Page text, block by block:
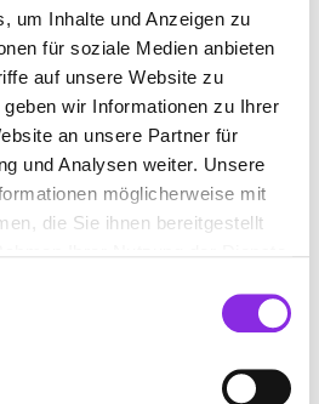
um Inhalte und Anzeigen zu
für soziale Medien anbieten
auf unsere Website zu
wir Informationen zu Ihrer
an unsere Partner für
und Analysen weiter. Unsere
möglicherweise mit
die Sie ihnen bereitgestellt
SCHOTTEN
08:00 Uhr
MOTOR- UND
und-